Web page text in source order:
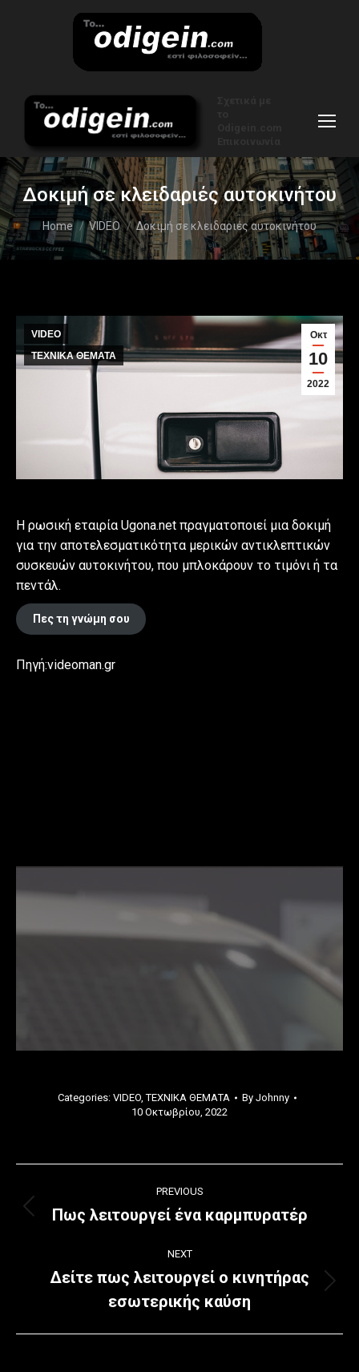
Δοκιμή σε κλειδαριές αυτοκινήτου
You are here:
Home VIDEO Δοκιμή σε κλειδαριές αυτοκινήτου
Οκτ
10
2022
VIDEO
ΤΕΧΝΙΚΑ ΘΕΜΑΤΑ
Η ρωσική εταιρία Ugona.net πραγματοποιεί μια δοκιμή
για την αποτελεσματικότητα μερικών αντικλεπτικών
συσκευών αυτοκινήτου, που μπλοκάρουν το τιμόνι ή τα
πεντάλ.
Πες τη γνώμη σου
Πηγή:videoman.gr
Categories: VIDEO,ΤΕΧΝΙΚΑ ΘΕΜΑΤΑ By Johnny
10 Οκτωβρίου, 2022
navigation
PREVIOUS
Previous
Πως λειτουργεί ένα καρμπυρατέρ
NEXT
Next
post:
Δείτε πως λειτουργεί ο κινητήρας
εσωτερικής καύση